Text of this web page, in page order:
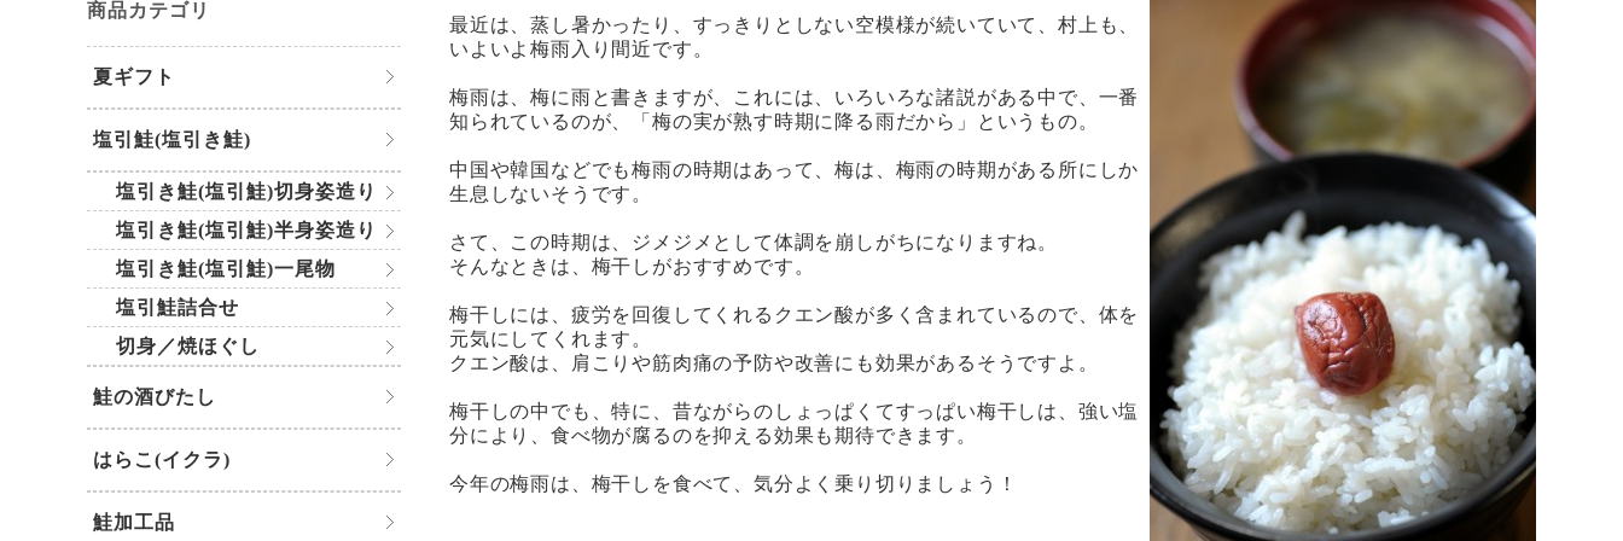
最近は、蒸し暑かったり、すっきりとしない空模様が続いていて、村上も、
いよいよ梅雨入り間近です。
梅雨は、梅に雨と書きますが、これには、いろいろな諸説がある中で、一番
知られているのが、「梅の実が熟す時期に降る雨だから」というもの。
中国や韓国などでも梅雨の時期はあって、梅は、梅雨の時期がある所にしか
生息しないそうです。
さて、この時期は、ジメジメとして体調を崩しがちになりますね。
そんなときは、梅干しがおすすめです。
梅干しには、疲労を回復してくれるクエン酸が多く含まれているので、体を
元気にしてくれます。
クエン酸は、肩こりや筋肉痛の予防や改善にも効果があるそうですよ。
梅干しの中でも、特に、昔ながらのしょっぱくてすっぱい梅干しは、強い塩
分により、食べ物が腐るのを抑える効果も期待できます。
今年の梅雨は、梅干しを食べて、気分よく乗り切りましょう！
商品カテゴリ
夏ギフト
塩引鮭(塩引き鮭)
塩引き鮭(塩引鮭)切身姿造り
塩引き鮭(塩引鮭)半身姿造り
塩引き鮭(塩引鮭)一尾物
塩引鮭詰合せ
切身／焼ほぐし
鮭の酒びたし
はらこ(イクラ)
鮭加工品